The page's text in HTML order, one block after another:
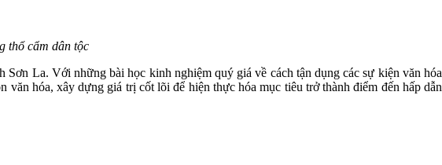
thổ cẩm dân tộc
La. Với những bài học kinh nghiệm quý giá về cách tận dụng các sự kiện văn hóa
hóa, xây dựng giá trị cốt lõi để hiện thực hóa mục tiêu trở thành điểm đến hấp dẫn